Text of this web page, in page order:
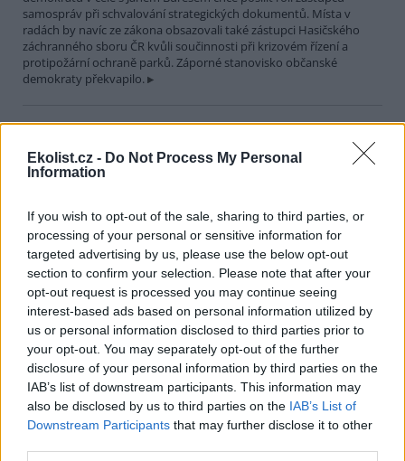
Ekolist.cz - Do Not Process My Personal
Information
If you wish to opt-out of the sale, sharing to third parties, or
processing of your personal or sensitive information for
targeted advertising by us, please use the below opt-out
section to confirm your selection. Please note that after your
opt-out request is processed you may continue seeing
interest-based ads based on personal information utilized by
us or personal information disclosed to third parties prior to
your opt-out. You may separately opt-out of the further
disclosure of your personal information by third parties on the
IAB’s list of downstream participants. This information may
also be disclosed by us to third parties on the IAB’s List of
Downstream Participants that may further disclose it to other
samospráv při schvalování strategických dokumentů. Místa v
radách by navíc ze zákona obsazovali také zástupci Hasičského
záchranného sboru ČR kvůli součinnosti při krizovém řízení a
protipožární ochraně parků. Záporné stanovisko občanské
demokraty překvapilo.
Soud v Miláně nařídil vypnout vysoké pece v největší
27.7.2026 20:32 (ČTK )
nařídil největší italské ocelárně
kvůli znečišťování azbestem a
jemným polétavým prachem
vypnout vysoké pece.
Ocelárně Acciaierie d’Italia (ADI) z jihoitalského města Taranto
nařizuje, aby tak učinila do 90 dnů od doručení rozsudku, informují
agentury ANSA a Adnkronos. Pokud chce firma provoz obnovit,
musí podle soudu odstranit zbývající azbest z vysokých pecí a
snížit množství vypuštěných jemných polétavých prachů PM10 a
PM2,5.
Česko v roce 2023 vyprodukovalo 538 kg na odpadu
na osobu, víc než byl průměr EU
27.7.2026 19:51 (ČTK)